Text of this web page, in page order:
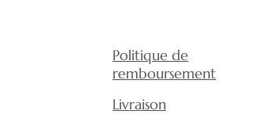
Politique de
remboursement
Livraison